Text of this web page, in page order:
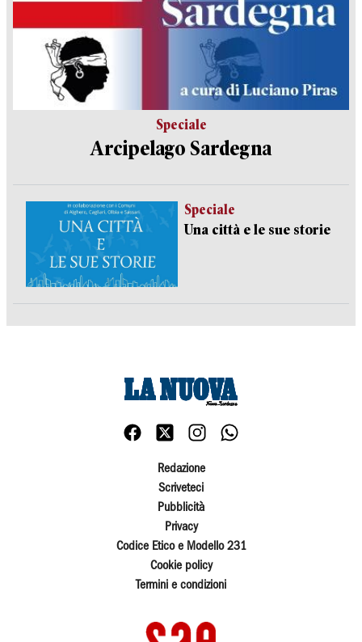
Speciale
Arcipelago Sardegna
Speciale
Una città e le sue storie
Redazione
Scriveteci
Pubblicità
Privacy
Codice Etico e Modello 231
Cookie policy
Termini e condizioni